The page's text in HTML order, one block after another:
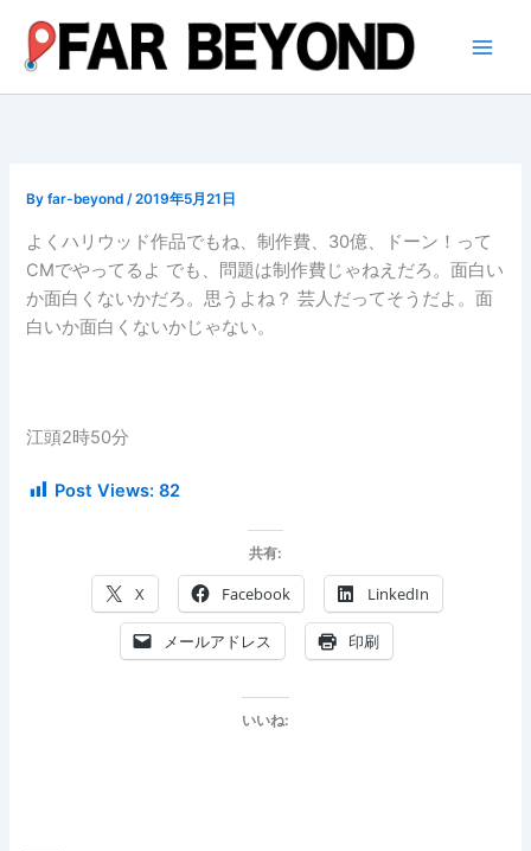
ス
Byfar-beyond/2019年5月21日
よくハリウッド作品でもね、制作費、30億、ドーン！って
CMでやってるよ でも、問題は制作費じゃねえだろ。面白い
か面白くないかだろ。思うよね？ 芸人だってそうだよ。面
白いか面白くないかじゃない。
江頭2時50分
Post Views: 82
共有:
X Facebook LinkedIn
メールアドレス 印刷
いいね: